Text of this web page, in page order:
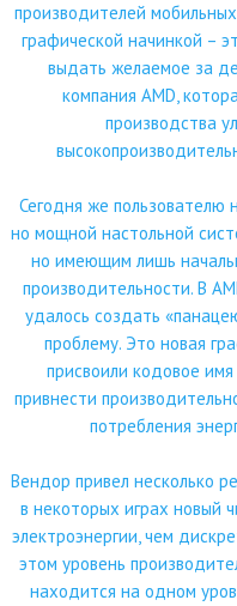
производителей
графической начинкой –
выдать желаемое за
компания AMD,
производства
Сегодня же пользователю
но мощной настольной
но имеющим лишь
производительности. В
удалось создать
проблему. Это новая
присвоили кодовое
привнести
потребления
Вендор привел несколько
в некоторых играх новый
электроэнергии, чем
этом уровень
находится на одном